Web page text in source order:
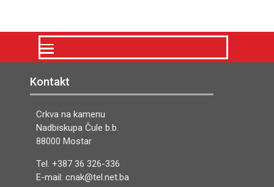
Kontakt
Crkva na kamenu
Nadbiskupa Čule b.b.
88000 Mostar
Tel. +387 36 326-336
E-mail: cnak@tel.net.ba